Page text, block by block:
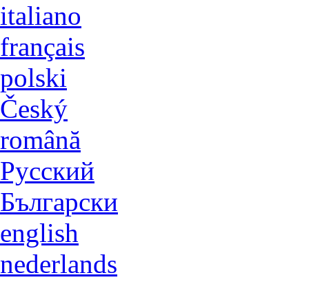
italiano
français
polski
Český
română
Русский
Български
english
nederlands